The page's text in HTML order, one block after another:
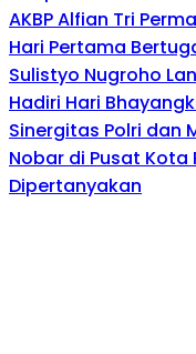
AKBP Alfian Tri
Hari Pertama
Sulistyo Nugroho
Hadiri Hari
Sinergitas Polri dan
Nobar di Pusat Kota
Dipertanyakan